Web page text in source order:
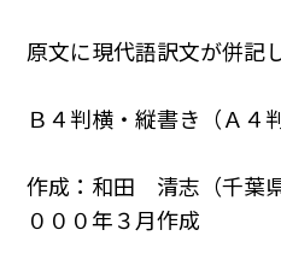
原文に現代語訳文が併記
Ｂ４判横・縦書き（Ａ４
作成：和田 清志（千葉
０００年３月作成